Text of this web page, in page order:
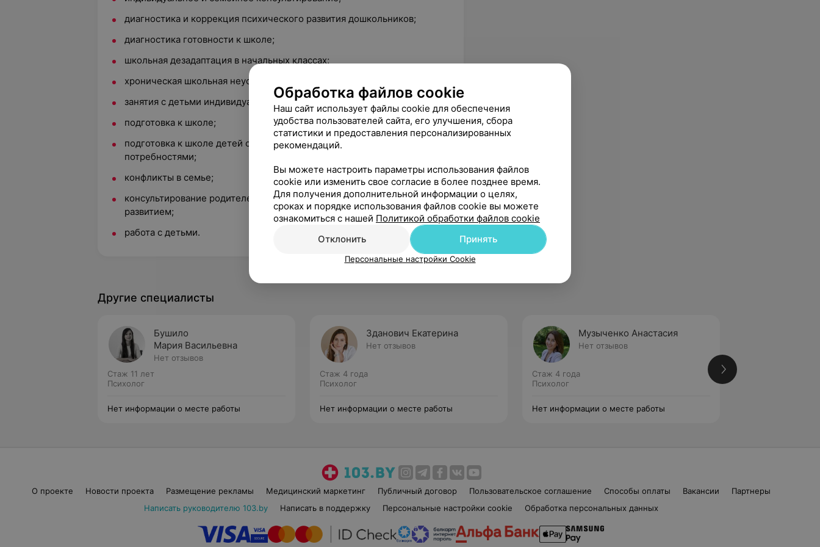
диагностика и коррекция психического развития дошкольников;
диагностика готовности к школе;
школьная дезадаптация в начальных классах;
хроническая школьная неуспеваемость;
занятия с детьми индивидуально и в малых группах;
подготовка к школе;
подготовка к школе детей с особыми образовательными
потребностями;
конфликты в семье;
консультирование родителей воспитывающих детей с нетипичным
развитием;
работа с детьми.
Другие специалисты
Бушило
Мария Васильевна
Нет отзывов
Стаж 11 лет
Психолог
Нет информации о месте работы
Зданович Екатерина
Нет отзывов
Стаж 4 года
Психолог
Нет информации о месте работы
Музыченко Анастасия
Нет отзывов
Стаж 4 года
Психолог
Нет информации о месте работы
О проекте Новости проекта Размещение рекламы Медицинский маркетинг Публичный договор Пользовательское соглашение Способы оплаты Вакансии
Партнеры
Написать руководителю 103.by
Написать в поддержку Персональные настройки cookie Обработка персональных данных
Обработка файлов cookie
Наш сайт использует файлы cookie для обеспечения
удобства пользователей сайта, его улучшения, сбора
статистики и предоставления персонализированных
рекомендаций.
Вы можете настроить параметры использования файлов
cookie или изменить свое согласие в более позднее время.
Для получения дополнительной информации о целях,
сроках и порядке использования файлов cookie вы можете
ознакомиться с нашей Политикой обработки файлов cookie
Отклонить
Принять
Персональные настройки Cookie